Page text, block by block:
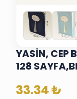
YASİN, CEP
128
33.34₺